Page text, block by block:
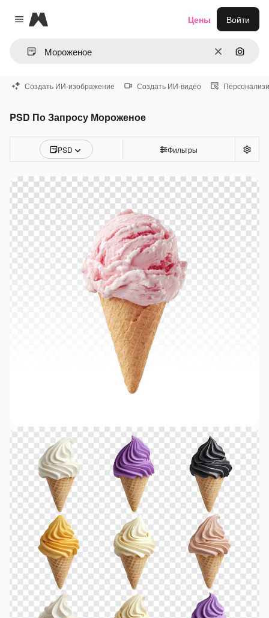
Close menu
Magnific
ОчиститьПоиск
Цены Войти
Создать ИИ-изображение Создать ИИ-видео
PSD По Запросу Мороженое
PSD Фильтры